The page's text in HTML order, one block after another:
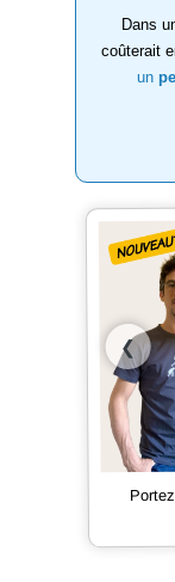
Dans
coûterait
un
❮